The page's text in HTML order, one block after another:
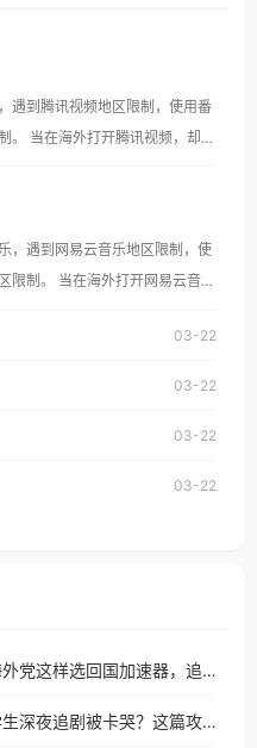
遇到腾讯视频地区限制，使用番
，却突
，出现地区及版权限制问题，且
题的朋友们，
，即可解决「海外用户收听腾讯
、澳大利亚、欧洲等国家和地区
，遇到网易云音乐地区限制，使
打开网易云音
亚、欧洲等国家和地区时，网易
地区播放。 遇到这个问题
区版权限制」的问题，无论人在
03-22
03-22
03-22
03-22
国外腾讯视频版权限制？海外党这样选回国加速器，追剧听歌办事全搞定
海外不能用腾讯视频？留学生深夜追剧被卡哭？这篇攻略帮你一键回国看剧听歌